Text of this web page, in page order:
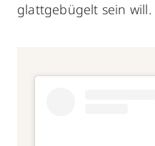
glattgebügelt sein will.